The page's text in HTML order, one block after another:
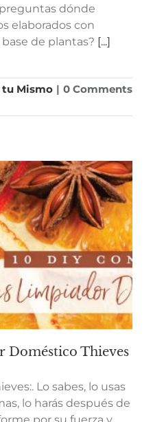
dónde
elaborados con
de plantas? [...]
tu Mismo | 0 Comments
Doméstico Thieves
Lo sabes, lo usas
lo harás después de